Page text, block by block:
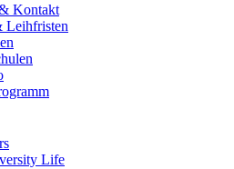
Kontakt
Leihfristen
Life